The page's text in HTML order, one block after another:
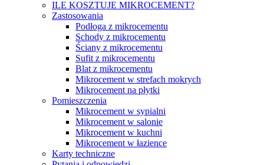
ILE KOSZTUJE MIKROCEMENT?
Zastosowania
Podłoga z mikrocementu
Schody z mikrocementu
Ściany z mikrocementu
Sufit z mikrocementu
Blat z mikrocementu
Mikrocement w strefach mokrych
Mikrocement na płytki
Pomieszczenia
Mikrocement w sypialni
Mikrocement w salonie
Mikrocement w kuchni
Mikrocement w łazience
Karty techniczne